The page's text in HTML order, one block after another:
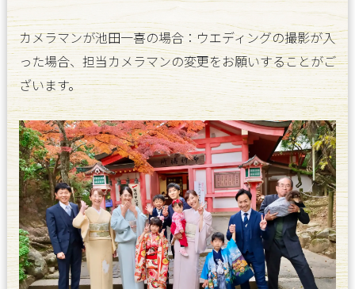
カメラマンが池田一喜の場合：ウエディングの撮影が入
った場合、担当カメラマンの変更をお願いすることがご
ざいます。